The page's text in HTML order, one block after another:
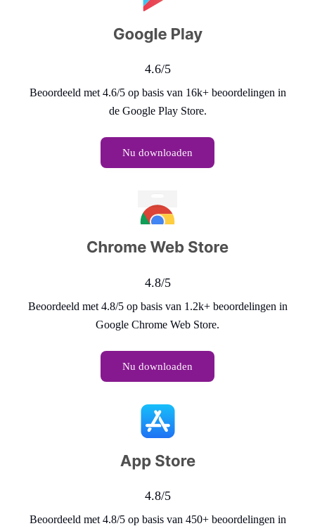
4.6/5
Beoordeeld met 4.6/5 op basis van 16k+ beoordelingen in
de Google Play Store.
Nu downloaden
4.8/5
Beoordeeld met 4.8/5 op basis van 1.2k+ beoordelingen in
Google Chrome Web Store.
Nu downloaden
4.8/5
Beoordeeld met 4.8/5 op basis van 450+ beoordelingen in